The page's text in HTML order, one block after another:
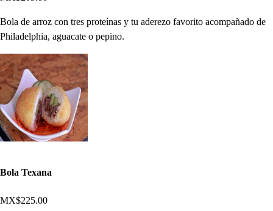
Bola de arroz con tres proteínas y tu aderezo favorito acompañado de
Philadelphia, aguacate o pepino.
Bola Texana
MX$225.00